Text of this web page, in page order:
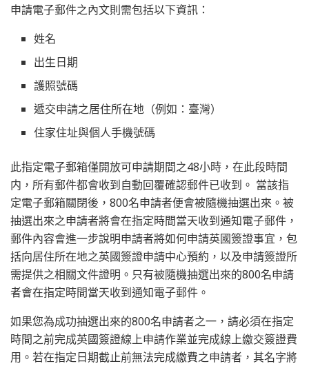
申請電子郵件之內文則需包括以下資訊：
姓名
出生日期
護照號碼
遞交申請之居住所在地（例如：臺灣）
住家住址與個人手機號碼
此指定電子郵箱僅開放可申請期間之48小時，在此段時間
内，所有郵件都會收到自動回覆確認郵件已收到。 當該指
定電子郵箱關閉後，800名申請者便會被隨機抽選出來。被
抽選出來之申請者將會在指定時間當天收到通知電子郵件，
郵件內容會進一步說明申請者將如何申請英國簽證事宜，包
括向居住所在地之英國簽證申請中心預約，以及申請簽證所
需提供之相關文件證明。只有被隨機抽選出來的800名申請
者會在指定時間當天收到通知電子郵件。
如果您為成功抽選出來的800名申請者之一，請必須在指定
時間之前完成英國簽證線上申請作業並完成線上繳交簽證費
用。若在指定日期截止前無法完成繳費之申請者，其名字將